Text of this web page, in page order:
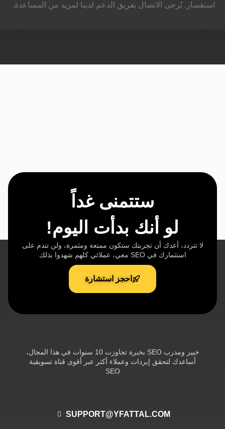
استفسار. يُرجى الاتصال بفريق الدعم لدينا لمزيد من المساعدة.
ستتمنى غداً
لو أنك بدأت اليوم!
لا تتردد، أعدك أن تجربتك ستكون ممتعة ومثمرة، ولن تندم على
استثمارك في SEO معي، عملائي كلهم شهدوا بذلك
احجز استشارة
خبير ومدرب SEO بخبرة تجاوزت 10 سنوات في هذا المجال،
أساعدك لتحقق إيردات وعملاء أكثر عبر أقوى قناة تسويقية
SEO
SUPPORT@YFATTAL.COM